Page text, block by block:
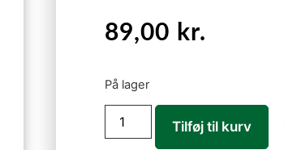
89,00 kr.
På lager
Tilføj til kurv